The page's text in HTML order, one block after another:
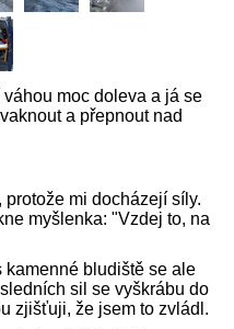
moc doleva a já se
a přepnout nad
mi docházejí síly.
myšlenka: "Vzdej to, na
kamenné bludiště se ale
sil se vyškrábu do
zjišťuji, že jsem to zvládl.